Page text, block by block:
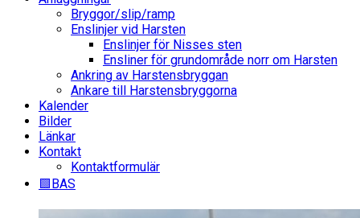
Bryggor/slip/ramp
Enslinjer vid Harsten
Enslinjer för Nisses sten
Ensliner för grundområde norr om Harsten
Ankring av Harstensbryggan
Ankare till Harstensbryggorna
Kalender
Bilder
Länkar
Kontakt
Kontaktformulär
🟩BAS